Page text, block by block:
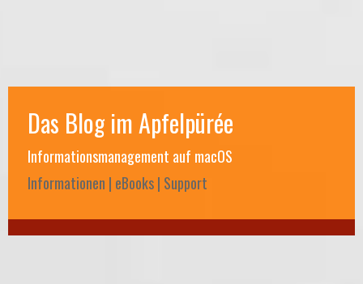
Das Blog im Apfelpürée
Informationsmanagement auf macOS
Informationen | eBooks | Support